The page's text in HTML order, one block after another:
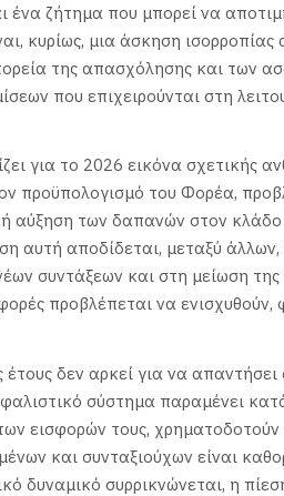
ζήτημα που μπορεί να
κυρίως, μια άσκηση ισορροπίας
της απασχόλησης και των
που επιχειρούνται στη
για το 2026 εικόνα σχετικής
προϋπολογισμό του Φορέα,
αύξηση των δαπανών στον κλάδο
αυτή αποδίδεται, μεταξύ άλλων,
συντάξεων και στη μείωση
προβλέπεται να
δεν αρκεί για να
σύστημα παραμένει
εισφορών τους, χρηματοδοτούν
και συνταξιούχων είναι
δυναμικό συρρικνώνεται, η